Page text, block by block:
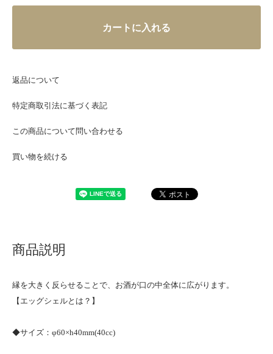
カートに入れる
返品について
特定商取引法に基づく表記
この商品について問い合わせる
買い物を続ける
商品説明
縁を大きく反らせることで、お酒が口の中全体に広がります。
【 エッグシェルとは？ 】
◆サイズ：φ60×h40mm(40cc)